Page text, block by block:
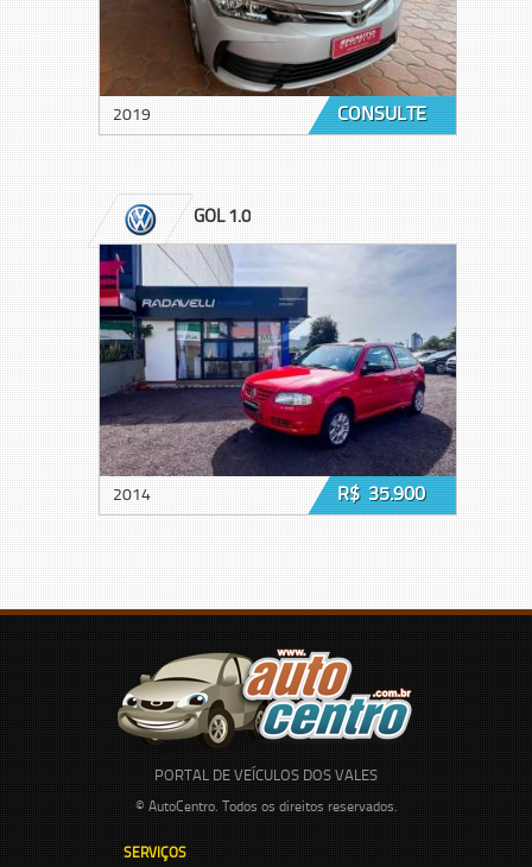
2019 CONSULTE
GOL 1.0
2014 R$ 35.900
PORTAL DE VEÍCULOS DOS VALES
© AutoCentro. Todos os direitos reservados.
SERVIÇOS